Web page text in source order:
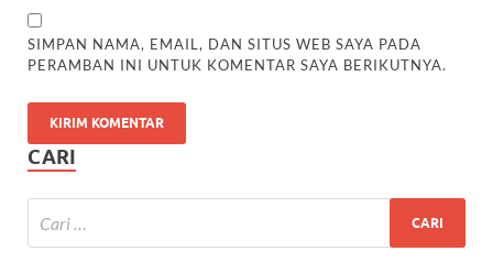
SIMPAN NAMA, EMAIL, DAN SITUS WEB SAYA PADA
PERAMBAN INI UNTUK KOMENTAR SAYA BERIKUTNYA.
CARI